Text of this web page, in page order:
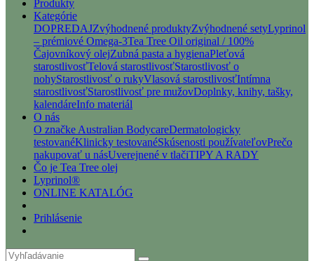
Produkty
Kategórie
DOPREDAJZvýhodnené produktyZvýhodnené setyLyprinol
– prémiové Omega-3Tea Tree Oil original / 100%
Čajovníkový olejZubná pasta a hygienaPleťová
starostlivosťTelová starostlivosťStarostlivosť o
nohyStarostlivosť o rukyVlasová starostlivosťIntímna
starostlivosťStarostlivosť pre mužovDoplnky, knihy, tašky,
kalendáreInfo materiál
O nás
O značke Australian BodycareDermatologicky
testovanéKlinicky testovanéSkúsenosti používateľovPrečo
nakupovať u násUverejnené v tlačiTIPY A RADY
Čo je Tea Tree olej
Lyprinol®
ONLINE KATALÓG
Prihlásenie